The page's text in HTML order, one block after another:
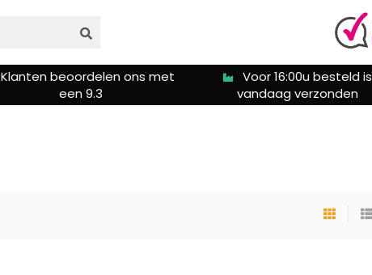
Klanten beoordelen ons met
een 9.3
Voor 16:00u besteld is
vandaag verzonden